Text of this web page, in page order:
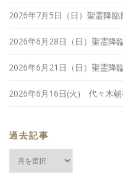
2026年7月5日（日）聖霊降
2026年6月28日（日）聖霊降
2026年6月21日（日）聖霊降
2026年6月16日(火) 代々木朝
過去記事